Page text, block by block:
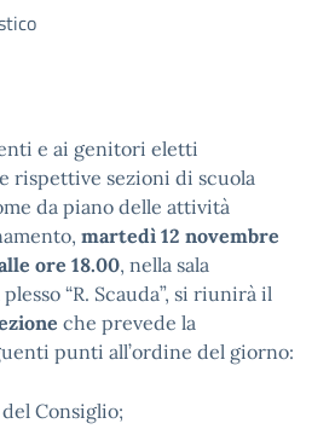
e ai genitori eletti
rispettive sezioni di scuola
da piano delle attività
martedì 12 novembre
ore 18.00, nella sala
“R. Scauda”, si riunirà il
che prevede la
punti all’ordine del giorno:
Consiglio;